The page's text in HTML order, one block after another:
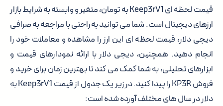
قیمت لحظه ای Keep3rV1 به تومان، متغیر و وابسته به شرایط بازار
ارزهای دیجیتال است. شما می توانید به راحتی با مراجعه به صرافی
دیجی دلار، قیمت لحظه ای این ارز را مشاهده و معاملات خود را
انجام دهید. همچنین، دیجی دلار با ارائه نمودارهای قیمت و
ابزارهای تحلیلی، به شما کمک می کند تا بهترین زمان برای خرید و
فروش KP3R را پیدا کنید. در زیر یک جدول از قیمت Keep3rV1 به
دلار در سال های مختلف آورده شده است: